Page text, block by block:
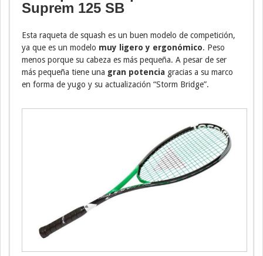
Suprem 125 SB
Esta raqueta de squash es un buen modelo de competición,
ya que es un modelo muy ligero y ergonómico. Peso
menos porque su cabeza es más pequeña. A pesar de ser
más pequeña tiene una gran potencia gracias a su marco
en forma de yugo y su actualización “Storm Bridge”.